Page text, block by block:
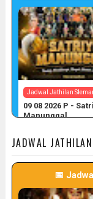
Jadwal Jathilan
09 08 2026 P -
Manunggal
JADWAL
📅